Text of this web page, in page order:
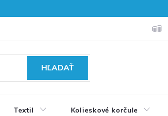
HĽADAŤ
Textil Kolieskové korčule